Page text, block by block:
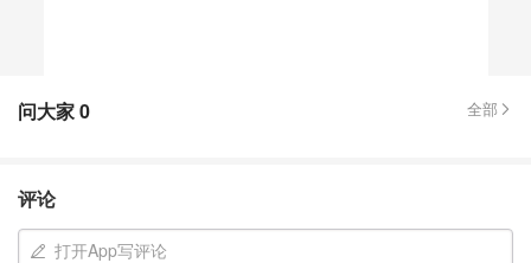
问大家0 全部
评论
打开App写评论